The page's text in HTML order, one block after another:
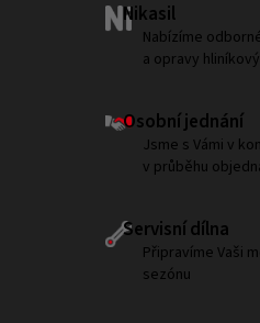
Nikasil
Nabízíme
a opravy
Osobní jednání
Jsme s Vámi v
v průběhu
Servisní dílna
Připravíme Vaši
sezónu